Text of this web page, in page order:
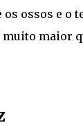
os ossos e o
muito maior